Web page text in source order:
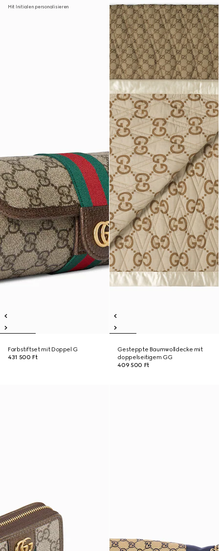
Mit Initialen personalisieren
Farbstiftset mit Doppel G
431 500 Ft
Gesteppte Baumwolldecke mit
doppelseitigem GG
409 500 Ft